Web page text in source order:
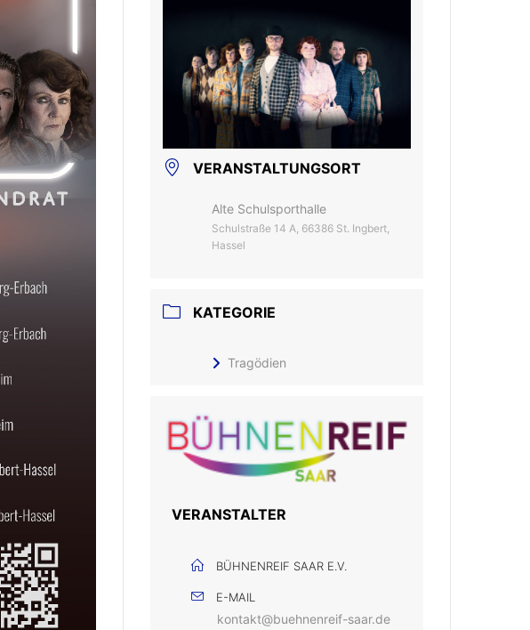
VERANSTALTUNGSORT
Alte Schulsporthalle
Schulstraße 14 A, 66386 St. Ingbert,
Hassel
KATEGORIE
Tragödien
VERANSTALTER
BÜHNENREIF SAAR E.V.
E-MAIL
kontakt@buehnenreif-saar.de